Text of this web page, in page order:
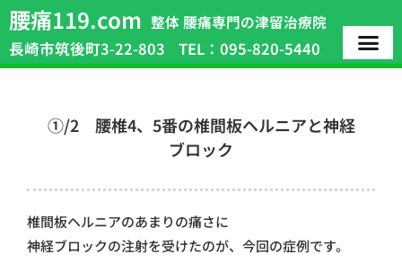
腰痛119.com 整体 腰痛専門の津留治療院
長崎市筑後町3-22-803 TEL：095-820-5440
①/2 腰椎4、5番の椎間板ヘルニアと神経
ブロック
椎間板ヘルニアのあまりの痛さに
神経ブロックの注射を受けたのが、今回の症例です。